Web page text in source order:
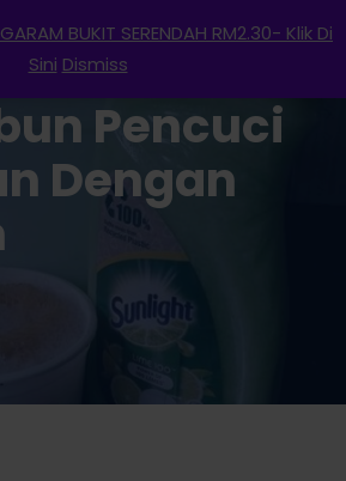
BUKIT SERENDAH RM2.30- Klik Di
Sini Dismiss
Pencuci
Dengan